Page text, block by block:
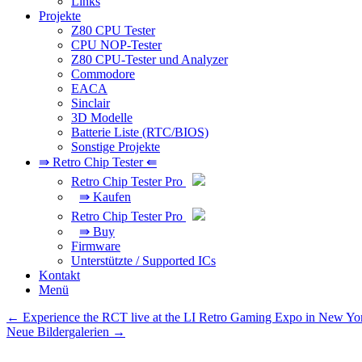
Projekte
Z80 CPU Tester
CPU NOP-Tester
Z80 CPU-Tester und Analyzer
Commodore
EACA
Sinclair
3D Modelle
Batterie Liste (RTC/BIOS)
Sonstige Projekte
⇛ Retro Chip Tester ⇚
Retro Chip Tester Pro
⇛ Kaufen
Retro Chip Tester Pro
⇛ Buy
Firmware
Unterstützte / Supported ICs
Kontakt
Menü
Beitragsnavigation
← Experience the RCT live at the LI Retro Gaming Expo in New
Neue Bildergalerien →